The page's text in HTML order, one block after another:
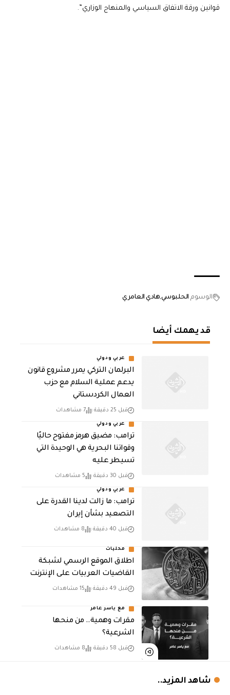
قوانين ورقة الاتفاق السياسي والمنهاج الوزاري”.
الوسوم الحلبوسيهادي العامري
قد يهمك أيضا
عربي ودولي
‏البرلمان التركي يمرر مشروع قانون
يدعم عملية السلام مع حزب
العمال الكردستاني
قبل 25 دقيقة 7 مشاهدات
عربي ودولي
ترامب: مضيق هرمز مفتوح حاليًا
وقواتنا البحرية هي الوحيدة التي
تسيطر عليه
قبل 30 دقيقة 5 مشاهدات
عربي ودولي
ترامب: ما زالت لدينا القدرة على
التصعيد بشأن إيران
قبل 40 دقيقة 8 مشاهدات
محليات
اطلاق الموقع الرسمي لشبكة
القاضيات العربيات على الإنترنت
قبل 49 دقيقة 15 مشاهدات
مع ياسر عامر
مقرات وهمية.. من منحها
الشرعية؟
قبل 58 دقيقة 8 مشاهدات
شاهد المزيد..